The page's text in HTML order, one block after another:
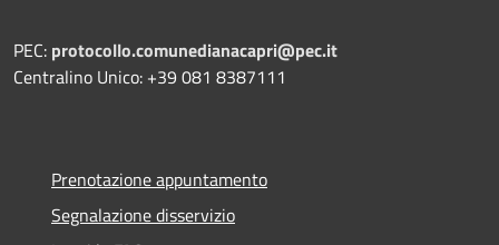
PEC: protocollo.comunedianacapri@pec.it
Centralino Unico: +39 081 8387111
Prenotazione appuntamento
Segnalazione disservizio